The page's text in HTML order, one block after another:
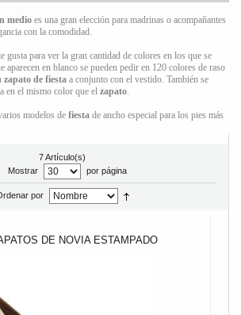
medio es una gran elección para madrinas o acompañantes
con la comodidad.
gusta para ver la gran cantidad de colores en los que se
aparecen en blanco se pueden pedir en 120 colores de raso
zapato de fiesta a conjunto con el vestido. También se
en el mismo color que el zapato.
modelos de fiesta de ancho especial para los pies más
7 Artículo(s)
Mostrar
por página
por
DE NOVIA ESTAMPADO